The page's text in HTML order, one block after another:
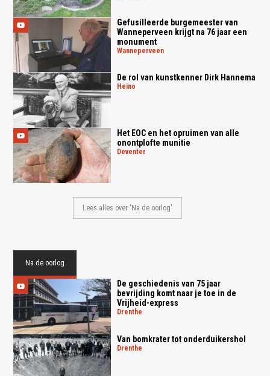
Gefusilleerde burgemeester van
Wanneperveen krijgt na 76 jaar een
monument
wanneperveen
De rol van kunstkenner Dirk Hannema
heino
Het EOC en het opruimen van alle
onontplofte munitie
deventer
Lees alles over 'Na de oorlog'
Na de oorlog
De geschiedenis van 75 jaar
bevrijding komt naar je toe in de
Vrijheid-express
drenthe
Van bomkrater tot onderduikershol
drenthe